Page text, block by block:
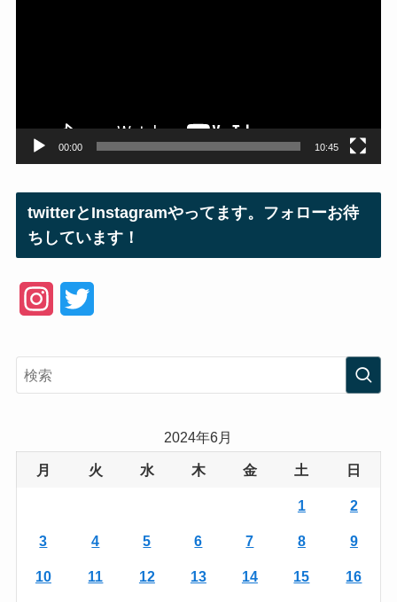
00:00 10:45
twitterとInstagramやってます。フォローお待
ちしています！
e
2024年6月
月 火 水 木 金 土 日
1 2
3 4 5 6 7 8 9
10 11 12 13 14 15 16